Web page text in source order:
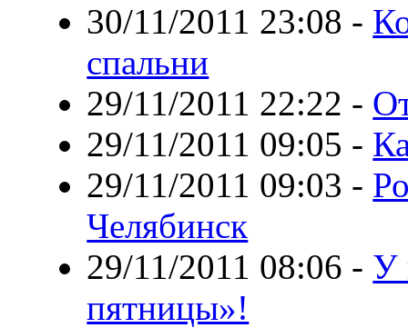
30/11/2011 23:08 -
спальни
29/11/2011 22:22 -
29/11/2011 09:05 -
29/11/2011 09:03 -
Челябинск
29/11/2011 08:06 - У
пятницы»!